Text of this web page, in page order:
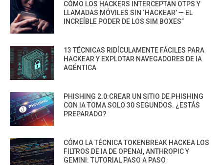
CÓMO LOS HACKERS INTERCEPTAN OTPS Y
LLAMADAS MÓVILES SIN ‘HACKEAR’ — EL
INCREÍBLE PODER DE LOS SIM BOXES”
13 TÉCNICAS RIDÍCULAMENTE FÁCILES PARA
HACKEAR Y EXPLOTAR NAVEGADORES DE IA
AGÉNTICA
PHISHING 2.0:CREAR UN SITIO DE PHISHING
CON IA TOMA SOLO 30 SEGUNDOS. ¿ESTÁS
PREPARADO?
CÓMO LA TÉCNICA TOKENBREAK HACKEA LOS
FILTROS DE IA DE OPENAI, ANTHROPIC Y
GEMINI: TUTORIAL PASO A PASO